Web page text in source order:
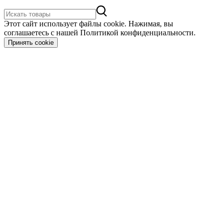
Этот сайт использует файлы cookie. Нажимая, вы
соглашаетесь с нашей Политикой конфиденциальности.
Принять cookie